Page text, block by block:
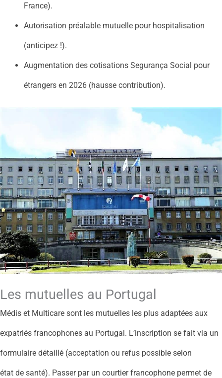
France).
Autorisation préalable mutuelle pour hospitalisation
(anticipez !).
Augmentation des cotisations Segurança Social pour
étrangers en 2026 (hausse contribution).
Les mutuelles au Portugal
Médis et Multicare sont les mutuelles les plus adaptées aux
expatriés francophones au Portugal. L’inscription se fait via un
formulaire détaillé (acceptation ou refus possible selon
état de santé). Passer par un courtier francophone permet de